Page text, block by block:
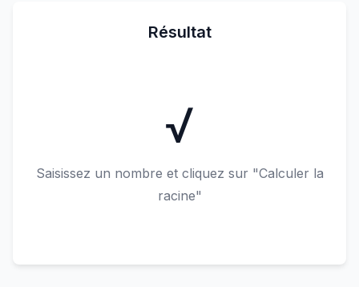
Résultat
√
Saisissez un nombre et cliquez sur "Calculer la
racine"